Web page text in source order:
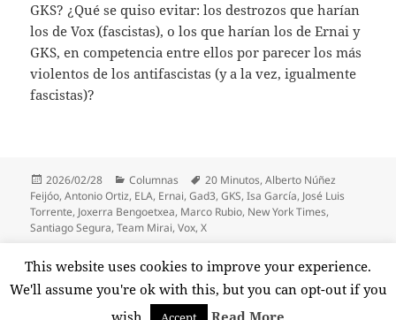
GKS? ¿Qué se quiso evitar: los destrozos que harían
los de Vox (fascistas), o los que harían los de Ernai y
GKS, en competencia entre ellos por parecer los más
violentos de los antifascistas (y a la vez, igualmente
fascistas)?
Publicado
el
2026/02/28 Categorías
Columnas Etiquetas
20 Minutos,Alberto Núñez
Feijóo,Antonio Ortiz, ELA, Ernai,Gad3,GKS,Isa García, José Luis
Torrente, Joxerra Bengoetxea, Marco Rubio, New York Times,
Santiago Segura,Team Mirai,Vox,X
Paginación
de
PÁGINA1
This website uses cookies to improve your experience.
We'll assume you're ok with this, but you can opt-out if you
wish.
Read More